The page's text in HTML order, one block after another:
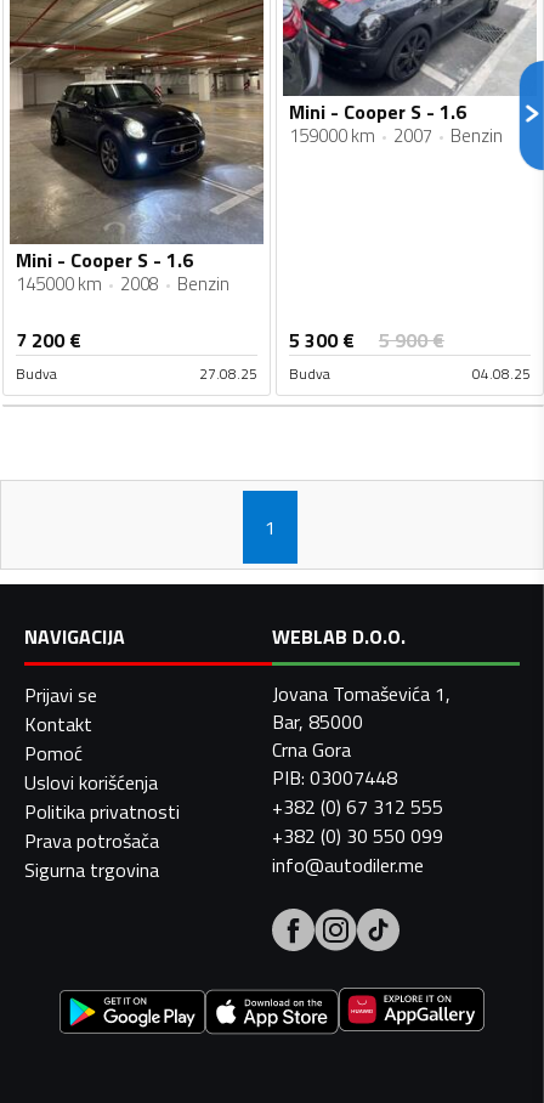
Mini - Cooper S - 1.6
145000 km 2008 Benzin
7 200€
Budva 27.08.25
Mini - Cooper S - 1.6
159000 km 2007 Benzin
5 300€ 5 900€
Budva 04.08.25
1
NAVIGACIJA
Prijavi se
Kontakt
Pomoć
Uslovi korišćenja
Politika privatnosti
Prava potrošača
Sigurna trgovina
WEBLAB D.O.O.
Jovana Tomaševića 1,
Bar, 85000
Crna Gora
PIB: 03007448
+382 (0) 67 312 555
+382 (0) 30 550 099
info@autodiler.me